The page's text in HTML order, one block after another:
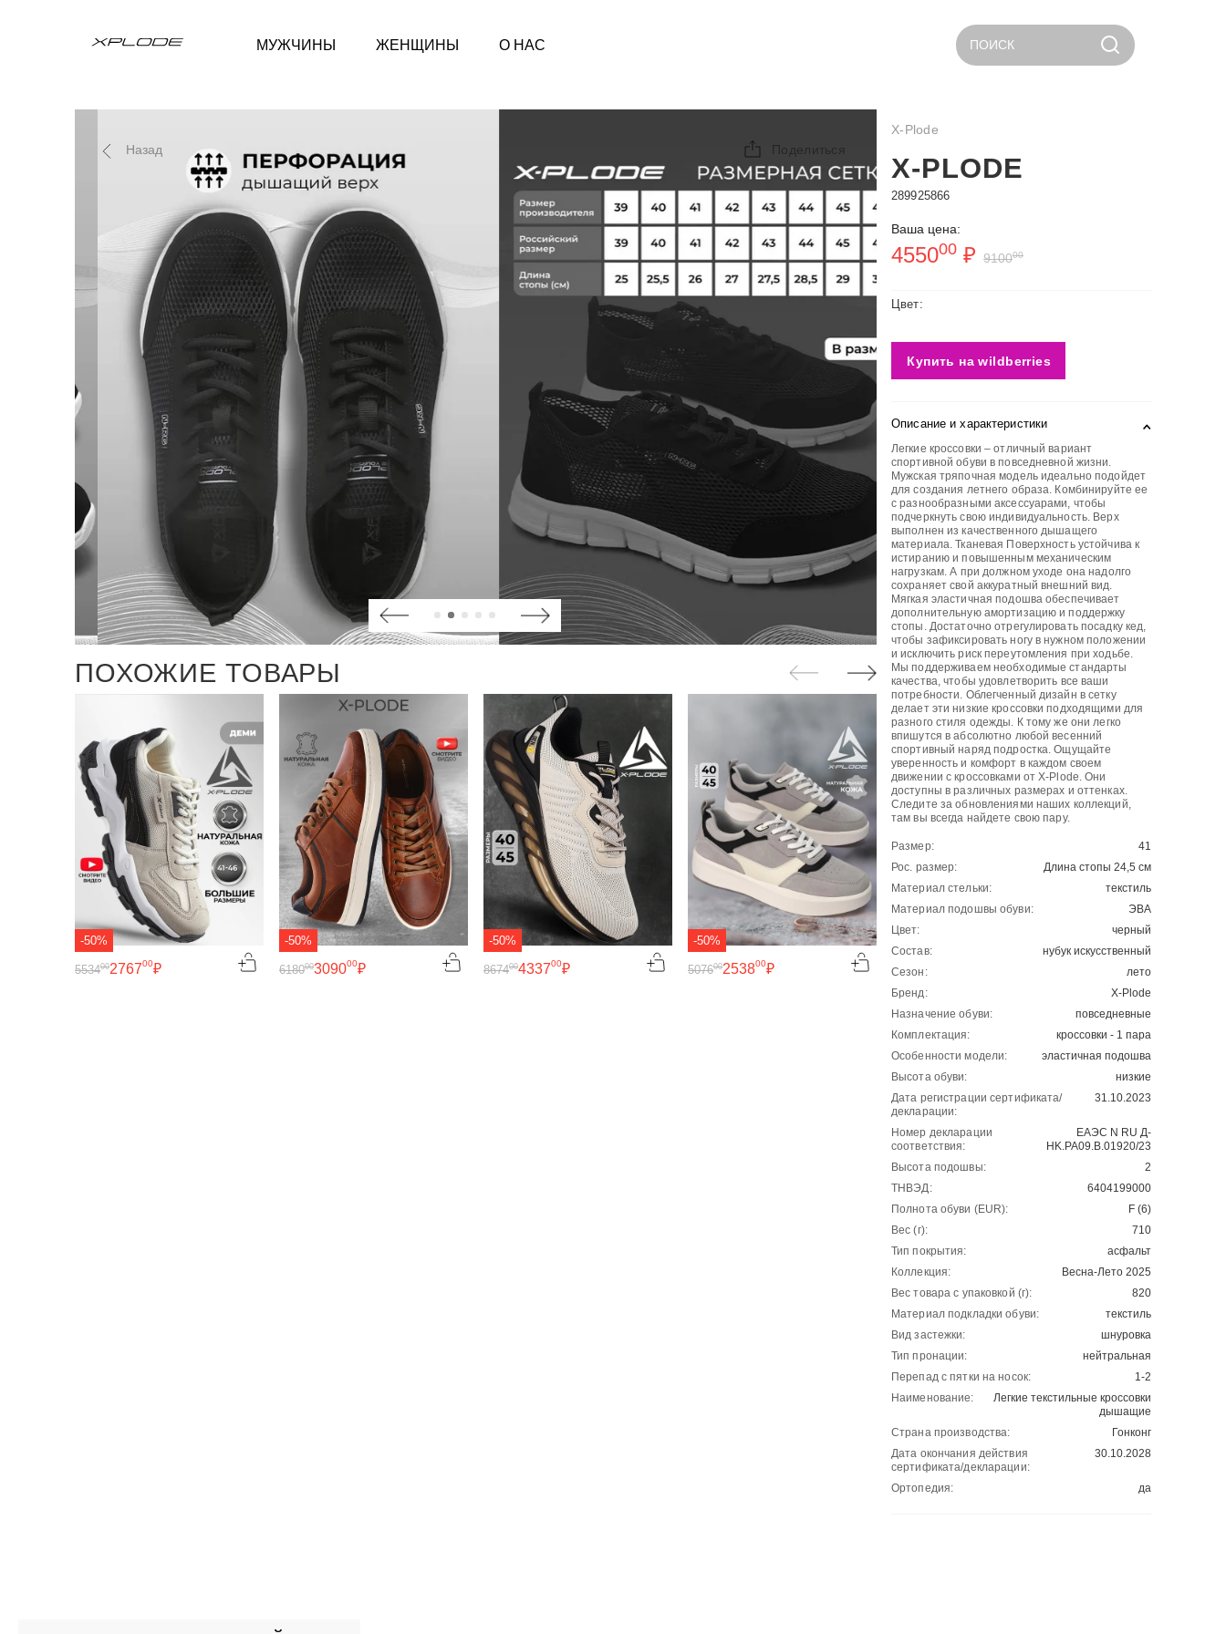
МУЖЧИНЫ ЖЕНЩИНЫ О НАС ПОИСК
Назад Поделиться
ПОХОЖИЕ ТОВАРЫ
-50%
276700₽
553400
-50%
309000₽
618000
-50%
433700₽
867400
-50%
253800₽
507600 2904
5808 4321
X-Plode
X-PLODE
289925866
Ваша цена:
455000 ₽ 910000
Цвет:
Купить на wildberries
Описание и характеристики
Легкие кроссовки – отличный вариант
спортивной обуви в повседневной жизни.
Мужская тряпочная модель идеально подойдет
для создания летнего образа. Комбинируйте ее
с разнообразными аксессуарами, чтобы
подчеркнуть свою индивидуальность. Верх
выполнен из качественного дышащего
материала. Тканевая Поверхность устойчива к
истиранию и повышенным механическим
нагрузкам. А при должном уходе она надолго
сохраняет свой аккуратный внешний вид.
Мягкая эластичная подошва обеспечивает
дополнительную амортизацию и поддержку
стопы. Достаточно отрегулировать посадку кед,
чтобы зафиксировать ногу в нужном положении
и исключить риск переутомления при ходьбе.
Мы поддерживаем необходимые стандарты
качества, чтобы удовлетворить все ваши
потребности. Облегченный дизайн в сетку
делает эти низкие кроссовки подходящими для
разного стиля одежды. К тому же они легко
впишутся в абсолютно любой весенний
спортивный наряд подростка. Ощущайте
уверенность и комфорт в каждом своем
движении с кроссовками от X-Plode. Они
доступны в различных размерах и оттенках.
Следите за обновлениями наших коллекций,
там вы всегда найдете свою пару.
Размер:
41
Рос. размер:
Длина стопы 24,5 см
Материал стельки:
текстиль
Материал подошвы обуви:
ЭВА
Цвет:
черный
Состав:
нубук искусственный
Сезон:
лето
Бренд:
X-Plode
Назначение обуви:
повседневные
Комплектация:
кроссовки - 1 пара
Особенности модели:
эластичная подошва
Высота обуви:
низкие
Дата регистрации сертификата/
декларации:
31.10.2023
Номер декларации
соответствия:
ЕАЭС N RU Д-
HK.РА09.В.01920/23
Высота подошвы:
2
ТНВЭД:
6404199000
Полнота обуви (EUR):
F (6)
Вес (г):
710
Тип покрытия:
асфальт
Коллекция:
Весна-Лето 2025
Вес товара с упаковкой (г):
820
Материал подкладки обуви:
текстиль
Вид застежки:
шнуровка
Тип пронации:
нейтральная
Перепад с пятки на носок:
1-2
Наименование:
Легкие текстильные кроссовки
дышащие
Страна производства:
Гонконг
Дата окончания действия
сертификата/декларации:
30.10.2028
Ортопедия: да